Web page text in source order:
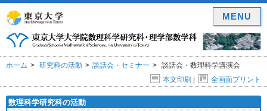
ホーム 研究科の活動 談話会・セミナー
談話会・数理科学講演会
本文印刷 | 全画面プリント
数理科学研究科の活動
MENU